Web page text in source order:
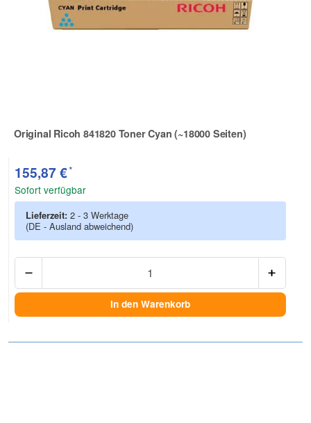
Original Ricoh 841820 Toner Cyan (~18000 Seiten)
Zur Artikelbewertung
155,87 €*
Sofort verfügbar
Lieferzeit: 2 - 3 Werktage
(DE - Ausland abweichend)
In den Warenkorb